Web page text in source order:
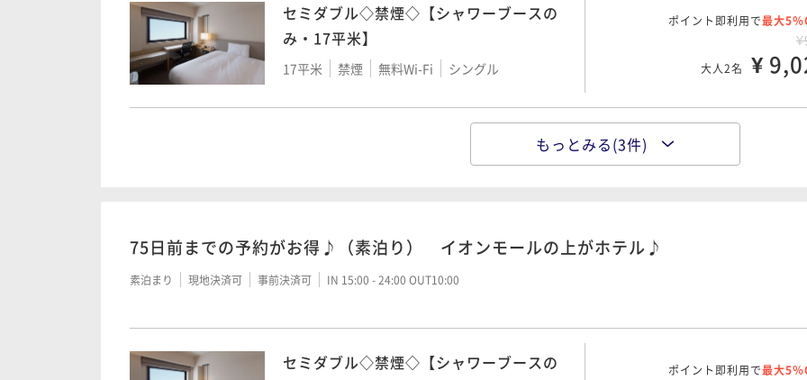
ラージツイン◇禁煙◇【27平米】3名利用
は1台ソファーベッド
27平米 禁煙 無料Wi-Fi ツイン
ポイント即利用で最大5％
大人2名 ¥
セミダブル◇禁煙◇【シャワーブースの
み・17平米】
17平米 禁煙 無料Wi-Fi シングル
ポイント即利用で最大5％
大人2名 ¥
エコノミーツイン◇禁煙◇【シャワーブ
ポイント即利用で
ツイン◇禁煙◇【24平米】
大人2名 ¥
もっとみる(3件)
75日前までの予約がお得♪（素泊り） イオンモールの上がホテル♪
素泊まり 現地決済可 事前決済可 IN 15:00 - 24:00 OUT10:00
セミダブル◇禁煙◇【シャワーブースの
ポイント即利用で最大5％